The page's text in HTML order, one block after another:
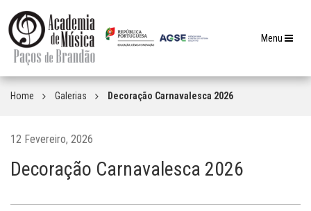
Toggle
Menu
Home Galerias Decoração Carnavalesca 2026
12 Fevereiro, 2026
Decoração Carnavalesca 2026